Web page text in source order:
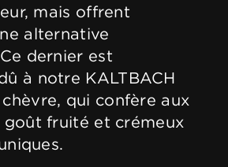
mais offrent
alternative
dernier est
à notre KALTBACH
qui confère aux
goût fruité et crémeux